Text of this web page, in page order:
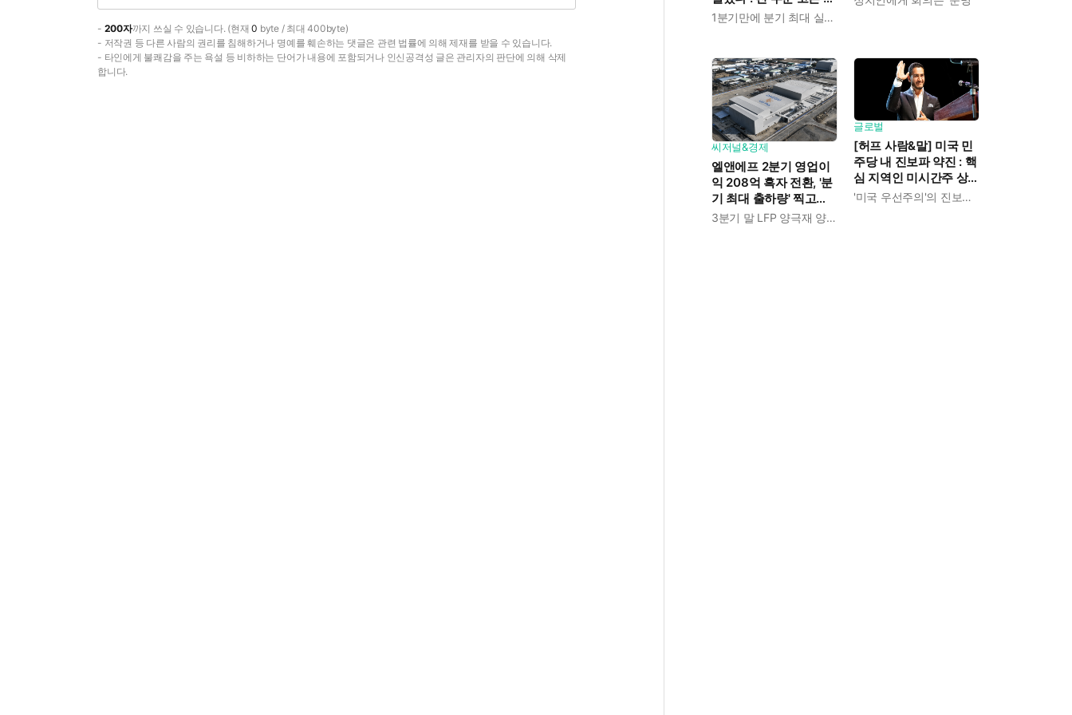
- 200자까지 쓰실 수 있습니다. (현재0 byte / 최대 400byte)
- 저작권 등 다른 사람의 권리를 침해하거나 명예를 훼손하는 댓글은 관련 법률에 의해 제재를 받을 수 있습니다.
- 타인에게 불쾌감을 주는 욕설 등 비하하는 단어가 내용에 포함되거나 인신공격성 글은 관리자의 판단에 의해 삭제
합니다.
장으로 상반기 영업이익1분기만에 분기 최대 실적 경신
씨저널&경제
엘앤에프 2분기 영업이
익 208억 흑자 전환, '분
기 최대 출하량' 찍고
LFP 양극재 북미 공급 3분기 말 LFP 양극재 양산 돌입
글로벌
[허프 사람&말] 미국 민
주당 내 진보파 약진 : 핵
심 지역인 미시간주 상
원 경선에서 압둘 엘사'미국 우선주의'의 진보적 해석